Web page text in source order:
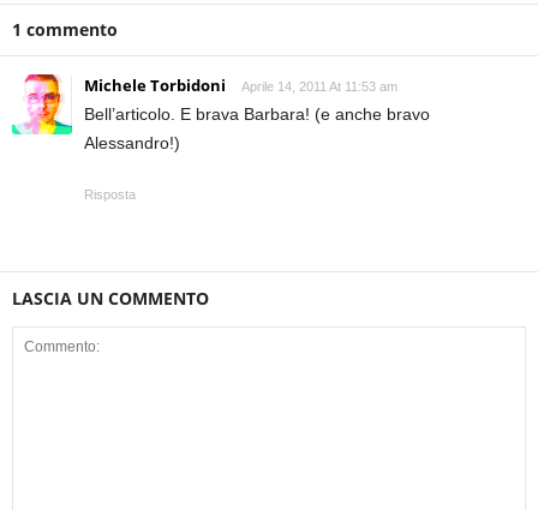
1 commento
Michele Torbidoni Aprile 14, 2011 At 11:53 am
Bell’articolo. E brava Barbara! (e anche bravo
Alessandro!)
Risposta
LASCIA UN COMMENTO